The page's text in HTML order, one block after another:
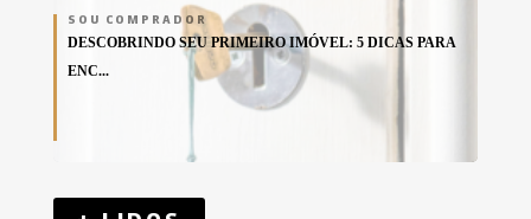
SOU COMPRADOR
DESCOBRINDO SEU PRIMEIRO IMÓVEL: 5 DICAS PARA
ENC...